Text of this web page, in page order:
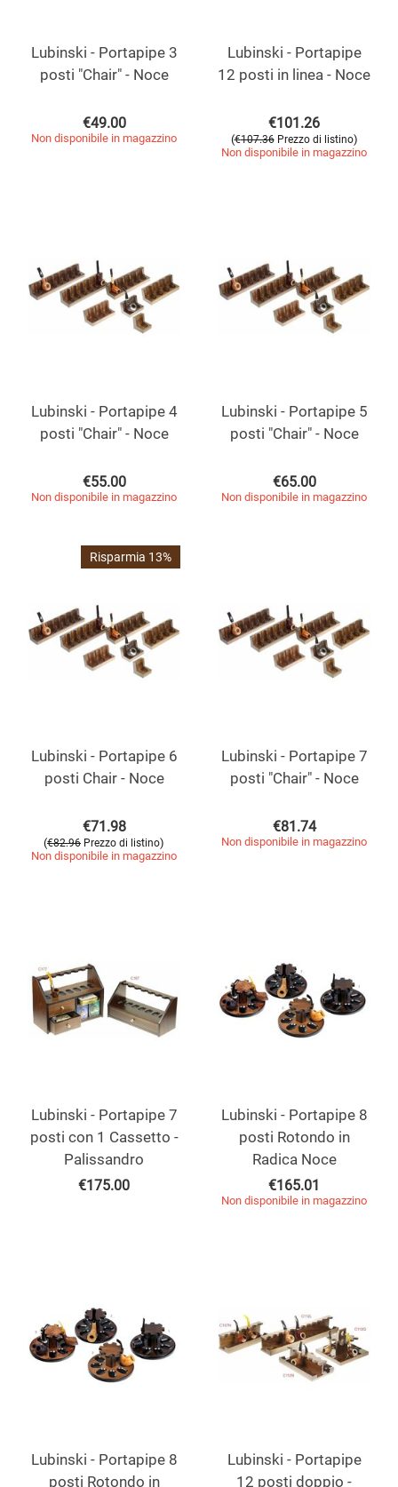
Lubinski - Portapipe 3
posti "Chair" - Noce
€49.00
Non disponibile in magazzino
Lubinski - Portapipe
12 posti in linea - Noce
€101.26
(€107.36 Prezzo di listino)
Non disponibile in magazzino
Lubinski - Portapipe 4
posti "Chair" - Noce
€55.00
Non disponibile in magazzino
Lubinski - Portapipe 5
posti "Chair" - Noce
€65.00
Non disponibile in magazzino
Risparmia 13%
Lubinski - Portapipe 6
posti Chair - Noce
€71.98
(€82.96 Prezzo di listino)
Non disponibile in magazzino
Lubinski - Portapipe 7
posti "Chair" - Noce
€81.74
Non disponibile in magazzino
Lubinski - Portapipe 7
posti con 1 Cassetto -
Palissandro
€175.00
Lubinski - Portapipe 8
posti Rotondo in
Radica Noce
€165.01
Non disponibile in magazzino
Lubinski - Portapipe 8
posti Rotondo in
Lubinski - Portapipe
12 posti doppio -